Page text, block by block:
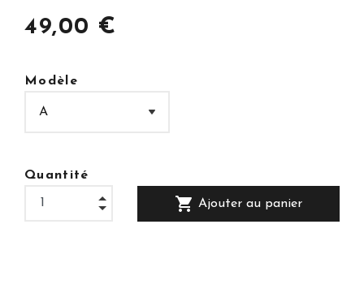
49,00 €
Modèle
Quantité
shopping_cart Ajouter au panier